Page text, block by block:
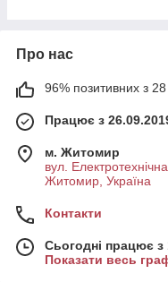
Про нас
96% позитивних з 28
Працює з
м. Житомир
вул.
Житомир, Україна
Контакти
Сьогодні працює з
Показати весь